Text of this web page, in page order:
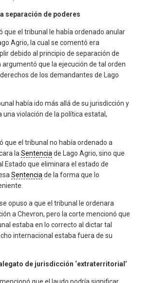
separación de poderes
que el tribunal le había ordenado anular
Agrio, la cual se comentó era
debido al principio de separación de
argumentó que la ejecución de tal orden
de los demandantes de Lago
había ido más allá de su jurisdicción y
una violación de la política estatal,
que el tribunal no había ordenado a
laSentencia de Lago Agrio, sino que
Estado que eliminara el estado de
Sentencia de la forma que lo
opuso a que el tribunal le ordenara
a Chevron, pero la corte mencionó que
estaba en lo correcto al dictar tal
internacional estaba fuera de su
de jurisdicción ‘extraterritorial’
que el laudo podría significar